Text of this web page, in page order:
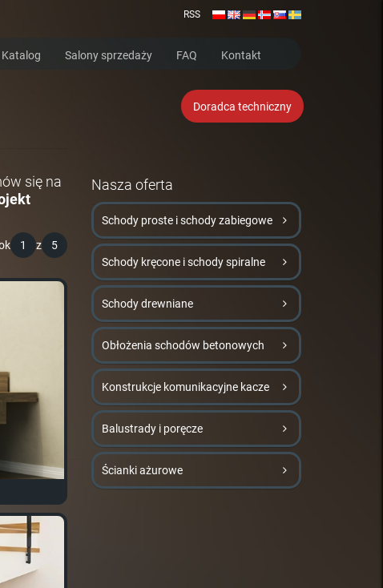
RSS
Katalog Salony sprzedaży FAQ Kontakt
Doradca techniczny
się na
1 z 5
Nasza oferta
Schody proste i schody zabiegowe
Schody kręcone i schody spiralne
Schody drewniane
Obłożenia schodów betonowych
Konstrukcje komunikacyjne kacze
Balustrady i poręcze
Ścianki ażurowe